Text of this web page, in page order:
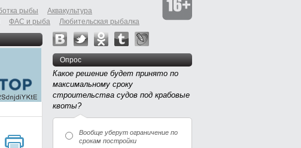
рыбы
Аквакультура
ФАС и рыба Любительская рыбалка
Опрос
Какое решение будет принято по
максимальному сроку
строительства судов под крабовые
квоты?
Вообще уберут ограничение по
срокам постройки